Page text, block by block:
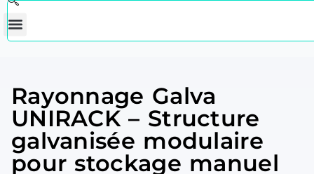
Rayonnage Galva
UNIRACK – Structure
galvanisée modulaire
pour stockage manuel